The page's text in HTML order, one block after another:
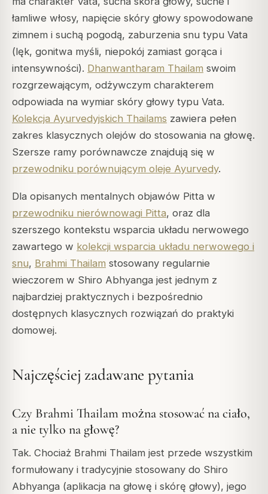
łamliwe włosy, napięcie skóry głowy spowodowane
zimnem i suchą pogodą, zaburzenia snu typu Vata
(lęk, gonitwa myśli, niepokój zamiast gorąca i
intensywności). Dhanwantharam Thailam swoim
rozgrzewającym, odżywczym charakterem
odpowiada na wymiar skóry głowy typu Vata.
Kolekcja Ayurvedyjskich Thailams zawiera pełen
zakres klasycznych olejów do stosowania na głowę.
Szersze ramy porównawcze znajdują się w
przewodniku porównującym oleje Ayurvedy.
Dla opisanych mentalnych objawów Pitta w
przewodniku nierównowagi Pitta, oraz dla
szerszego kontekstu wsparcia układu nerwowego
zawartego w kolekcji wsparcia układu nerwowego i
snu, Brahmi Thailam stosowany regularnie
wieczorem w Shiro Abhyanga jest jednym z
najbardziej praktycznych i bezpośrednio
dostępnych klasycznych rozwiązań do praktyki
domowej.
Najczęściej zadawane pytania
Czy Brahmi Thailam można stosować na ciało,
a nie tylko na głowę?
Tak. Chociaż Brahmi Thailam jest przede wszystkim
formułowany i tradycyjnie stosowany do Shiro
Abhyanga (aplikacja na głowę i skórę głowy), jego